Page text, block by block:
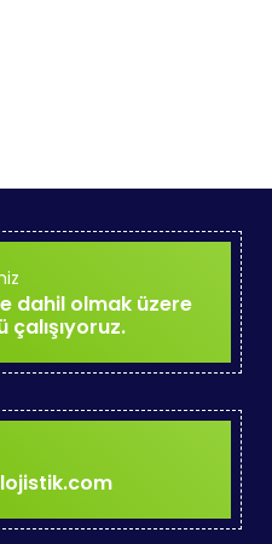
dahil olmak üzere
çalışıyoruz.